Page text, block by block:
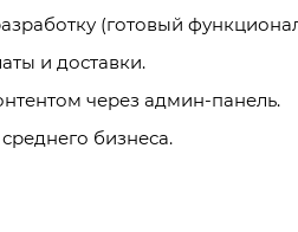
(готовый
и доставки.
через админ-панель.
бизнеса.